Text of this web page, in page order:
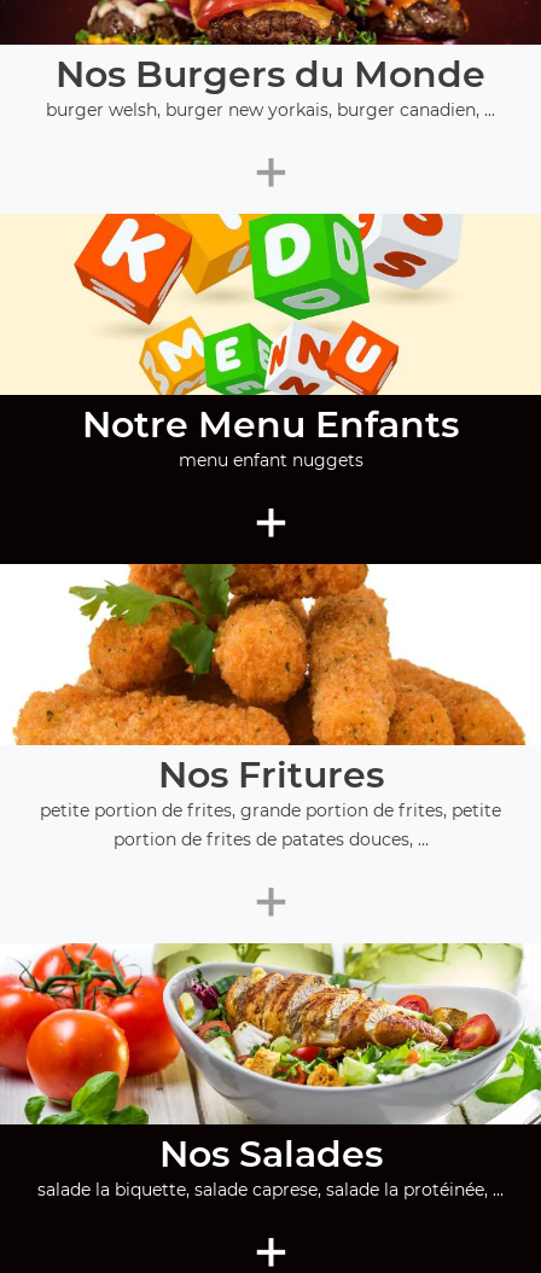
Nos Burgers du Monde
burger welsh, burger new yorkais, burger canadien, ...
+
Notre Menu Enfants
menu enfant nuggets
+
Nos Fritures
petite portion de frites, grande portion de frites, petite
portion de frites de patates douces, ...
+
Nos Salades
salade la biquette, salade caprese, salade la protéinée, ...
+